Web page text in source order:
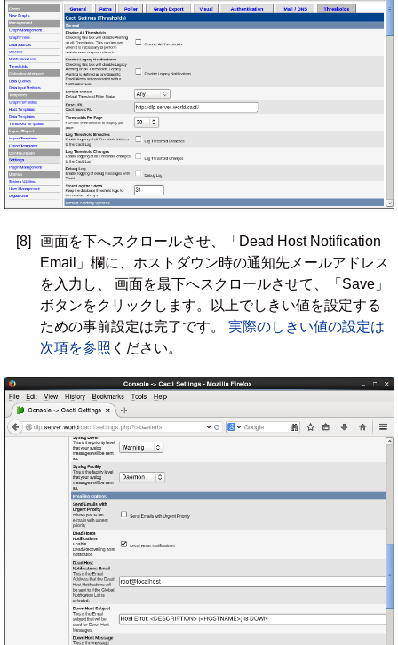
[8]
画面を下へスクロールさせ、「Dead Host Notification
Email」欄に、ホストダウン時の通知先メールアドレス
を入力し、 画面を最下へスクロールさせて、「Save」
ボタンをクリックします。以上でしきい値を設定する
ための事前設定は完了です。 実際のしきい値の設定は
次項を参照 ください。